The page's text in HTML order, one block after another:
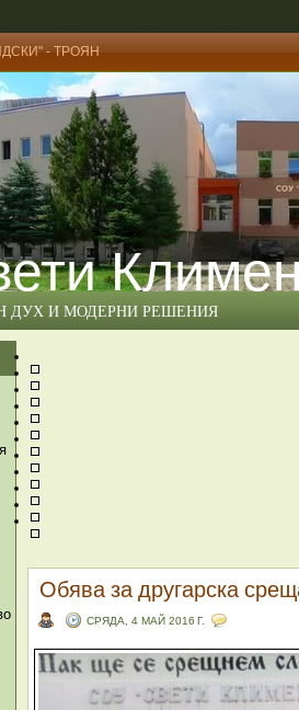
- ТРОЯН
ДУХ И МОДЕРНИ РЕШЕНИЯ
Обява за другарска
СРЯДА, 4 МАЙ 2016 Г.